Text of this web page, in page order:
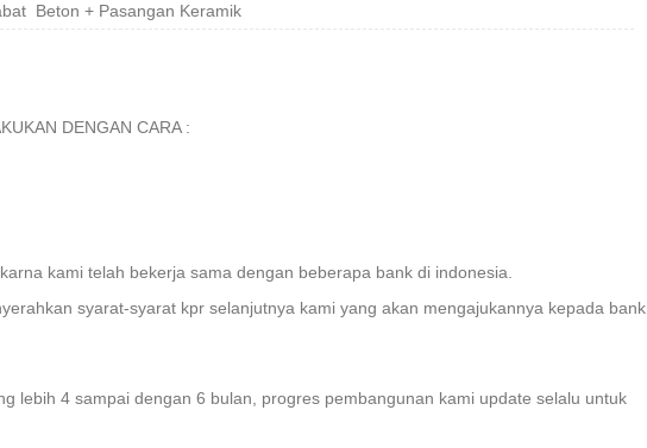
+ Pasangan Keramik
DENGAN CARA :
kami telah bekerja sama dengan beberapa bank di indonesia.
syarat-syarat kpr selanjutnya kami yang akan mengajukannya kepada bank
lebih 4 sampai dengan 6 bulan, progres pembangunan kami update selalu untuk